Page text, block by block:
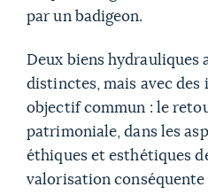
par un badigeon.
Deux biens hydrauliques
distinctes, mais avec
objectif commun : le
patrimoniale, dans les
éthiques et esthétiques
valorisation conséquente